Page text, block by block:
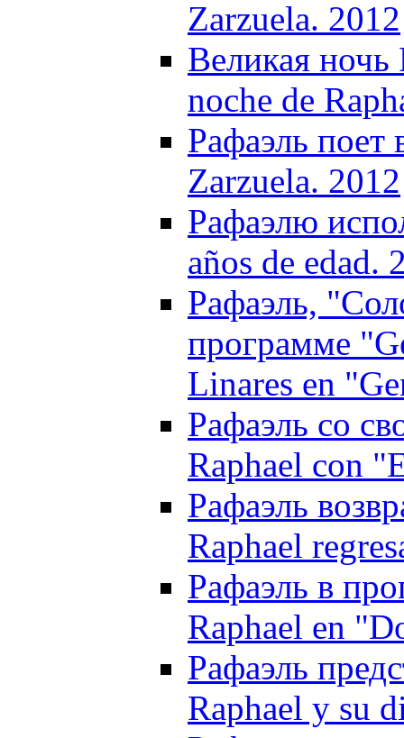
Zarzuela. 2012
Великая ночь
noche de
Рафаэль поет
Zarzuela. 2012
Рафаэлю
años de edad.
Рафаэль,
программе
Linares en
Рафаэль со
Raphael con
Рафаэль
Raphael
Рафаэль в
Raphael en
Рафаэль
Raphael y su